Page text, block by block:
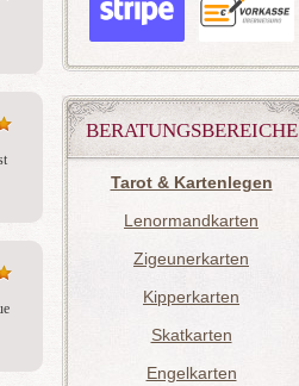
BERATUNGSBEREICHE
Tarot & Kartenlegen
Lenormandkarten
Zigeunerkarten
Kipperkarten
Skatkarten
Engelkarten